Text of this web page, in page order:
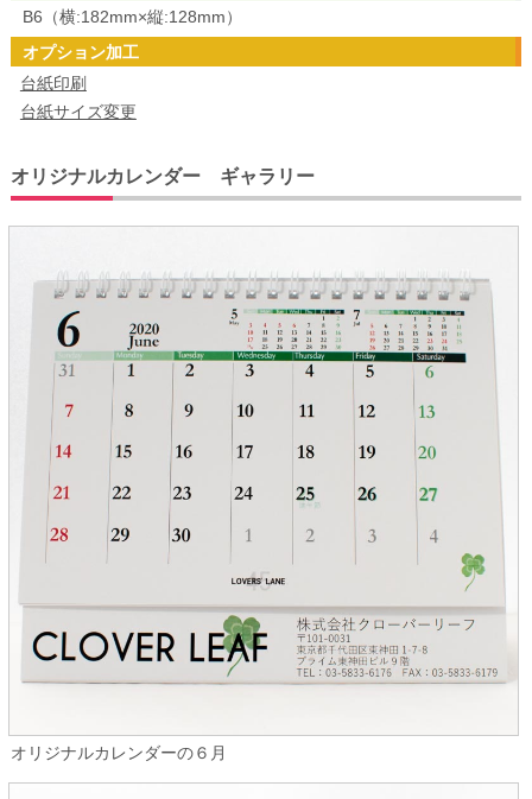
B6（横:182mm×縦:128mm）
オプション加工
台紙印刷
台紙サイズ変更
オリジナルカレンダー ギャラリー
オリジナルカレンダーの６月